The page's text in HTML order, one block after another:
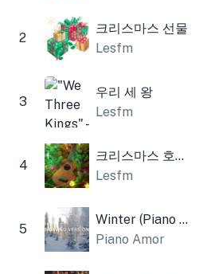
2
크리스마스 선물
Lesfm
3
우리 세 왕
Lesfm
4
크리스마스 호루라기와 우쿨렐레
Lesfm
5
Winter (Piano Version)
Piano Amor